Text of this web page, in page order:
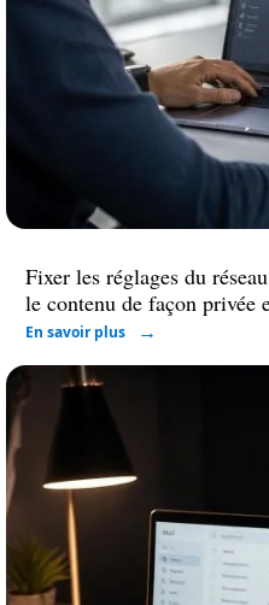
Fixer les réglages du
le contenu de façon privée
En savoir plus